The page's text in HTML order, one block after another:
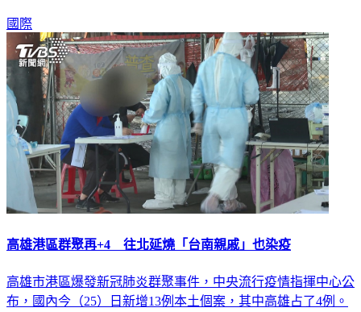
國際
高雄港區群聚再+4 往北延燒「台南親戚」也染疫
高雄市港區爆發新冠肺炎群聚事件，中央流行疫情指揮中心公
布，國內今（25）日新增13例本土個案，其中高雄占了4例。